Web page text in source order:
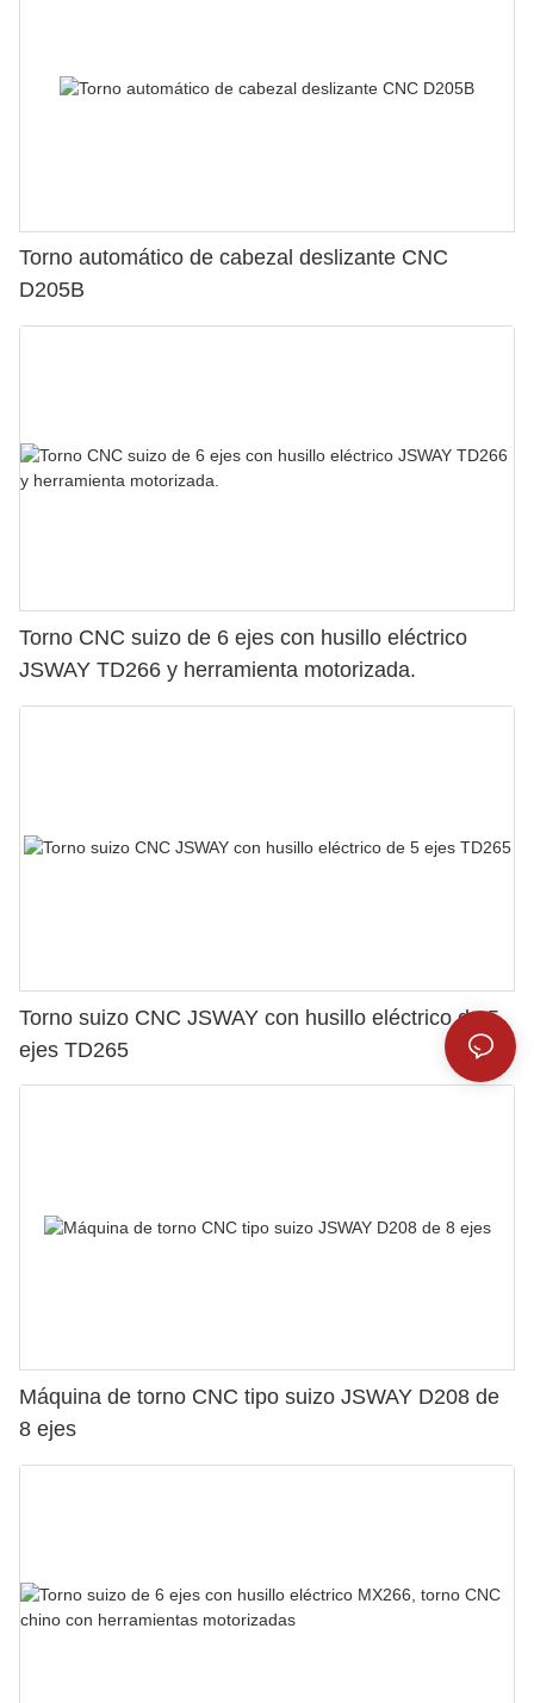
Torno automático de cabezal deslizante CNC
D205B
Torno CNC suizo de 6 ejes con husillo eléctrico
JSWAY TD266 y herramienta motorizada.
Torno suizo CNC JSWAY con husillo eléctrico de 5
ejes TD265
Máquina de torno CNC tipo suizo JSWAY D208 de
8 ejes